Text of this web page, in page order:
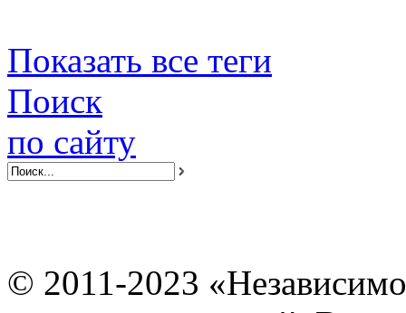
Показать все теги
Поиск
по сайту
© 2011-2023